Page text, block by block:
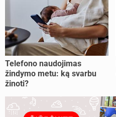
Telefono naudojimas
žindymo metu: ką svarbu
žinoti?